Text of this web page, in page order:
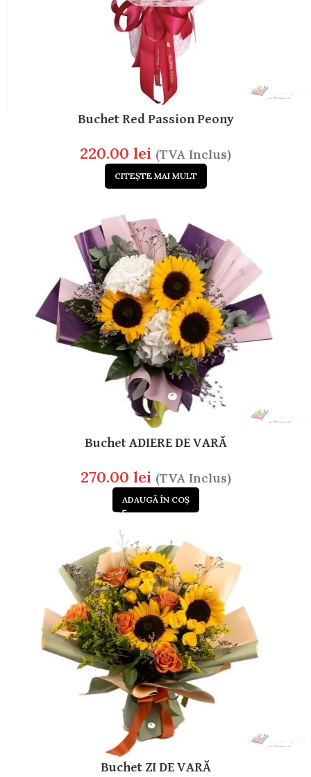
Buchet Red Passion Peony
220.00 lei (TVA Inclus)
CITEȘTE MAI MULT
Buchet ADIERE DE VARĂ
270.00 lei (TVA Inclus)
ADAUGĂ ÎN COȘ
Buchet ZI DE VARĂ